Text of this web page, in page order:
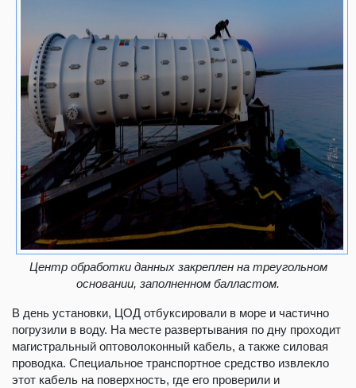
Центр обработки данных закреплен на треугольном
основании, заполненном балластом.
В день установки, ЦОД отбуксировали в море и частично
погрузили в воду. На месте развертывания по дну проходит
магистральный оптоволоконный кабель, а также силовая
проводка. Специальное транспортное средство извлекло
этот кабель на поверхность, где его проверили и